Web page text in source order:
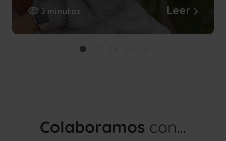
3 minutos Leer
Colaboramos con...